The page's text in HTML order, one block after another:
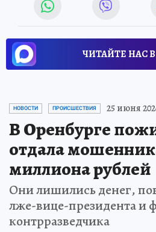
ЧИТАЙТЕ НАС
НОВОСТИ ПРОИСШЕСТВИЯ 25 июня
В Оренбурге
отдала
миллиона рублей
Они лишились денег,
лже-вице-президента и
контрразведчика